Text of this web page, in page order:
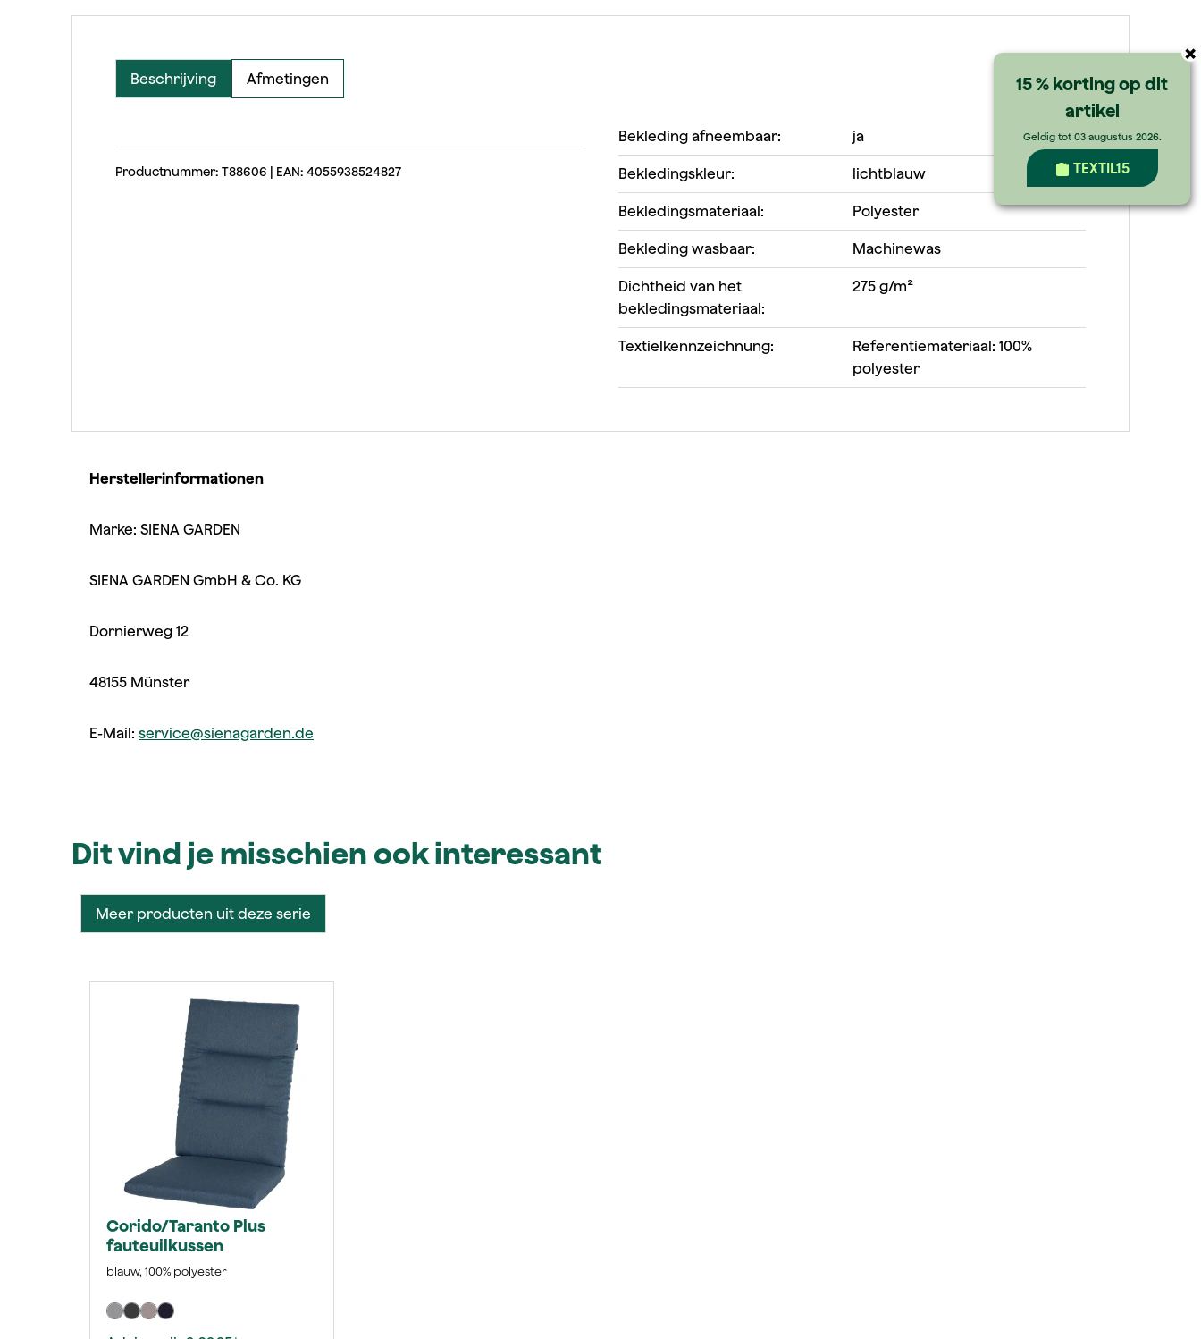
×
15 % korting op dit
artikel
Geldig tot 03 augustus 2026.
TEXTIL15
Beschrijving Afmetingen
Productnummer: T88606 | EAN: 4055938524827
Bekleding afneembaar: ja
Bekledingskleur: lichtblauw
Bekledingsmateriaal: Polyester
Bekleding wasbaar: Machinewas
Dichtheid van het
bekledingsmateriaal:
275 g/m²
Textielkennzeichnung:
Referentiemateriaal: 100%
polyester
Herstellerinformationen
Marke: SIENA GARDEN
SIENA GARDEN GmbH & Co. KG
Dornierweg 12
48155 Münster
E-Mail: service@sienagarden.de
Dit vind je misschien ook interessant
Meer producten uit deze serie
Corido/Taranto Plus
fauteuilkussen
blauw, 100% polyester